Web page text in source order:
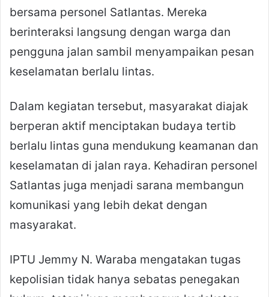
bersama personel Satlantas. Mereka
berinteraksi langsung dengan warga dan
pengguna jalan sambil menyampaikan pesan
keselamatan berlalu lintas.
Dalam kegiatan tersebut, masyarakat diajak
berperan aktif menciptakan budaya tertib
berlalu lintas guna mendukung keamanan dan
keselamatan di jalan raya. Kehadiran personel
Satlantas juga menjadi sarana membangun
komunikasi yang lebih dekat dengan
masyarakat.
IPTU Jemmy N. Waraba mengatakan tugas
kepolisian tidak hanya sebatas penegakan